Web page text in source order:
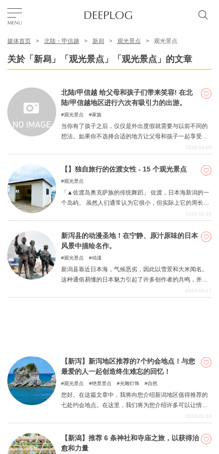
区域
简体中文
USD
关於DEEPLOG
隐私政策
网站营运公司
媒体首页 北陆・甲信越 新舄 观光景点 观光景点
关於「新舄」「观光景点」「观光景点」的文章
北陆/甲信越 给父母和孩子们带来笑容! 在北
陆/甲信越地区进行六次有吸引力的出游。
观光景点 家族
当你有了孩子之后，仅仅是外出度假就需要与以前不同的
想法。如果你不选择合适的地方让父母和孩子一起享受，
最终可能只有父母玩得开心，而孩子却有些厌烦。另一方
束。为了防止这种情况发生，我们选择了六个可以让父母
和孩子一起玩耍的地方。
2026-04-03
【】独自旅行的佐渡女性 - 15 个观光景点
观光景点
「▲佐渡岛奥克萨族的传统舞蹈」 佐渡，日本海新潟的一
个岛屿。 虽然人们通常认为它很小，但实际上它的周长约
为 280 公里，面积是东京 23 区面积的 1.4 倍。 佐渡岛是
船只需 3 小时 30 分钟即可到达。 虽然是新泻沿海的一个
小岛，但由于对马暖流的环绕，这里冬季温暖，积雪也少
得多！ 岛上四季分明，游客可以尽情享受日本的原生态
2024-12-26
新泻县的动漫圣地！在宁静、原汁原味的日本
风景中描绘名作。
观光景点 动漫
新潟县靠近日本海，气候恶劣，因此以雪景和大米闻名。
这种通俗易懂的日本魅力引起了许多创作者的共鸣，并经
常表现在令人惊讶的各种动画作品中。 此外，还出现了一
2024-09-17
【新泻】新泻地区推荐的7个约会地点！与您
最爱的人一起创造终生难忘的回忆！
观光景点 绝景景点 光雕灯饰 自然
您好。在这篇文章中，我将向您介绍新潟地区值得推荐的
七处约会地点。在这里，我们将为您介绍许多可以让情侣
们共同创造美好回忆的地方。从自然风光优美的地方到体
难忘的美好回忆。
2024-01-18
【新潟】推荐 6 条神社和寺庙之旅，以获得治
愈和力量